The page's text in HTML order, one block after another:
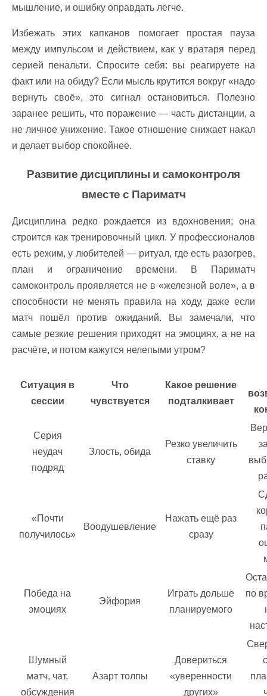
мышление, и ошибку оправдать легче.
Избежать этих капканов помогает простая пауза
между импульсом и действием, как у вратаря перед
серией пенальти. Спросите себя: вы реагируете на
факт или на обиду? Если мысль крутится вокруг «надо
вернуть своё», это сигнал остановиться. Полезно
заранее решить, что поражение — часть дистанции, а
не личное унижение. Такое отношение снижает накал
и делает выбор спокойнее.
Развитие дисциплины и самоконтроля
вместе с Париматч
Дисциплина редко рождается из вдохновения; она
строится как тренировочный цикл. У профессионалов
есть режим, у любителей — ритуал, где есть разогрев,
план и ограничение времени. В Париматч
самоконтроль проявляется не в «железной воле», а в
способности не менять правила на ходу, даже если
матч пошёл против ожиданий. Вы замечали, что
самые резкие решения приходят на эмоциях, а не на
расчёте, и потом кажутся нелепыми утром?
Ситуация в
сессии
Что
чувствуется
Какое решение
подталкивает
Серия
неудач
подряд
Злость, обида
Резко увеличить
ставку
«Почти
получилось»
Воодушевление
Нажать ещё раз
сразу
Победа на
эмоциях
Эйфория
Играть дольше
планируемого
по
Шумный
матч, чат,
обсуждения
Азарт толпы
Довериться
«уверенности
других»